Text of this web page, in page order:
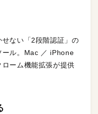
ない「2段階認証」の
ール。Mac ／ iPhone
ーム機能拡張が提供